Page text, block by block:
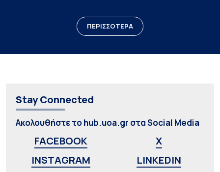
ΠΕΡΙΣΣΟΤΕΡΑ
Stay Connected
Ακολουθήστε το hub.uoa.gr στα Social Media
FACEBOOK
X
INSTAGRAM
LINKEDIN